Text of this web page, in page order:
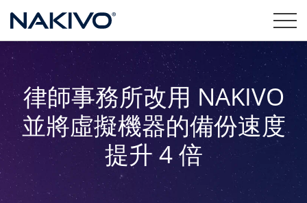
律師事務所改用 NAKIVO
並將虛擬機器的備份速度
提升 4 倍